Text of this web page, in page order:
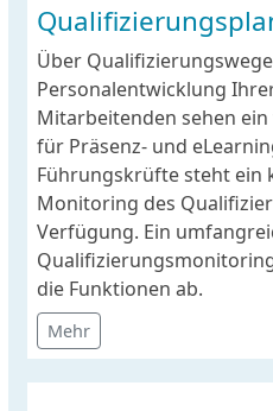
Über
Personalentwicklung
Mitarbeitenden sehen
für Präsenz- und
Führungskrüfte steht ein
Monitoring des
Verfügung. Ein
die Funktionen ab.
Mehr